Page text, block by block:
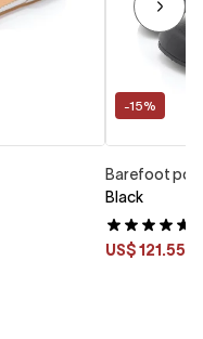
-15%
Barefoot
Black
US$ 121.55